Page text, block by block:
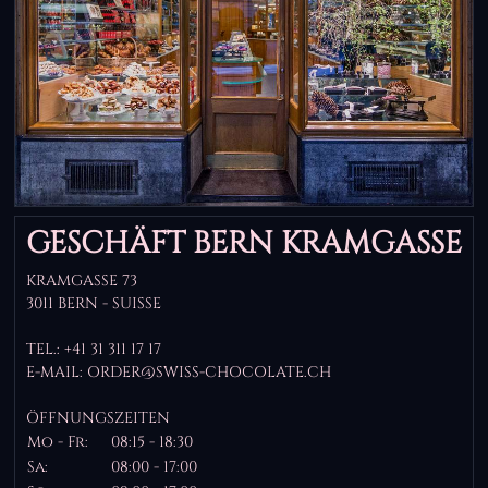
GESCHÄFT BERN KRAMGASSE
KRAMGASSE 73
3011 BERN - SUISSE
TEL.: +41 31 311 17 17
E-MAIL: ORDER@SWISS-CHOCOLATE.CH
ÖFFNUNGSZEITEN
Mo - Fr:
08:15 - 18:30
Sa:
08:00 - 17:00